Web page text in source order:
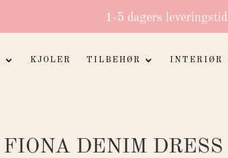
1-5 dagers leveringstid
KJOLER TILBEHØR INTERIØR
FIONA DENIM DRESS